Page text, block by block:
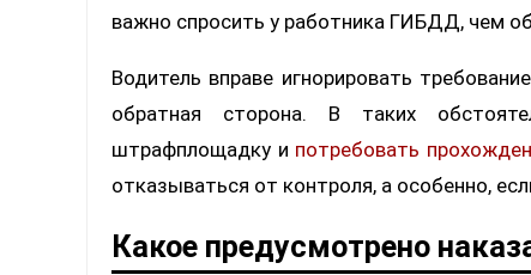
важно спросить у работника ГИБДД, чем
Водитель вправе игнорировать
обратная сторона. В таких
штрафплощадку и потребовать
отказываться от контроля, а особенно,
Какое предусмотрено